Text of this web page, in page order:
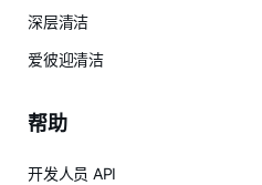
深层清洁
爱彼迎清洁
帮助
开发人员 API